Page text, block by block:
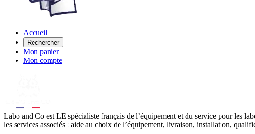
Accueil
Rechercher
Mon panier
Mon compte
Labo and Co est LE spécialiste français de l’équipement et du service pour les
les services associés : aide au choix de l’équipement, livraison, installation,